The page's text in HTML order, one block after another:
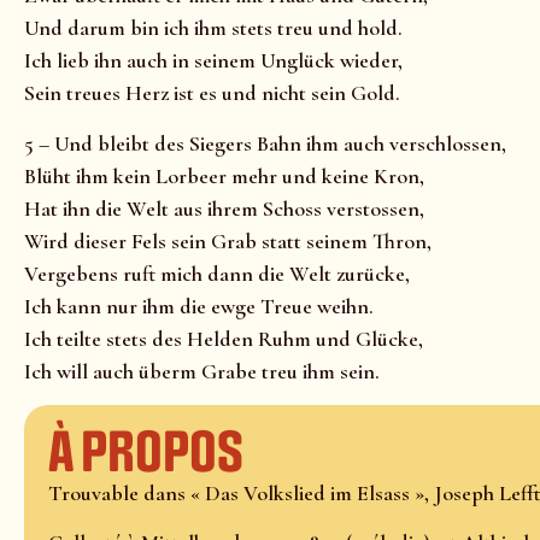
Und darum bin ich ihm stets treu und hold.
Ich lieb ihn auch in seinem Unglück wieder,
Sein treues Herz ist es und nicht sein Gold.
5 – Und bleibt des Siegers Bahn ihm auch verschlossen,
Blüht ihm kein Lorbeer mehr und keine Kron,
Hat ihn die Welt aus ihrem Schoss verstossen,
Wird dieser Fels sein Grab statt seinem Thron,
Vergebens ruft mich dann die Welt zurücke,
Ich kann nur ihm die ewge Treue weihn.
Ich teilte stets des Helden Ruhm und Glücke,
Ich will auch überm Grabe treu ihm sein.
À propos
Trouvable dans « Das Volkslied im Elsass », Joseph